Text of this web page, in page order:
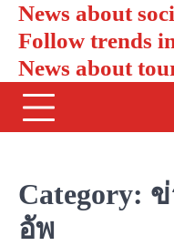
Skip
content
News about
Follow trends
News about
Category:
อัพ